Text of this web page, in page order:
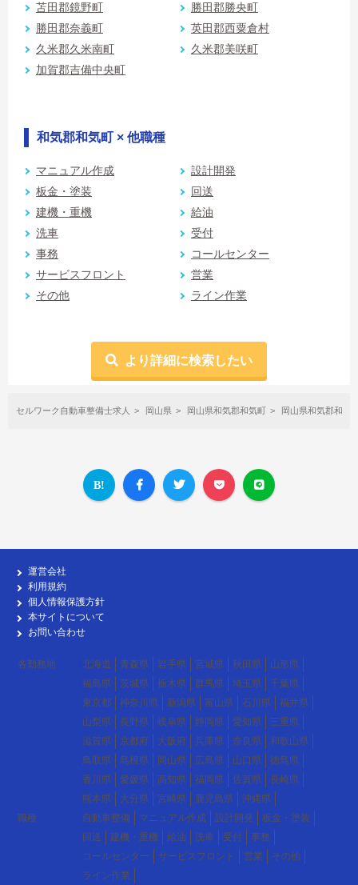
苫田郡鏡野町
勝田郡勝央町
勝田郡奈義町
英田郡西粟倉村
久米郡久米南町
久米郡美咲町
加賀郡吉備中央町
和気郡和気町 × 他職種
マニュアル作成
設計開発
板金・塗装
回送
建機・重機
給油
洗車
受付
事務
コールセンター
サービスフロント
営業
その他
ライン作業
より詳細に検索したい
セルワーク自動車整備士求人 岡山県 岡山県和気郡和気町 岡山県和気郡和気
運営会社
利用規約
個人情報保護方針
本サイトについて
お問い合わせ
各勤務地 北海道 青森県 岩手県 宮城県 秋田県
山形県
福島県
茨城県 栃木県 群馬県 埼玉県
千葉県
東京都
神奈川県 新潟県 富山県 石川県
福井県
山梨県
長野県 岐阜県 静岡県 愛知県
三重県
滋賀県
京都府 大阪府 兵庫県 奈良県
和歌山県
鳥取県
島根県 岡山県 広島県 山口県
徳島県
香川県
愛媛県 高知県 福岡県 佐賀県
長崎県
熊本県
大分県 宮崎県 鹿児島県
沖縄県
職種
自動車整備 マニュアル作成 設計開発
板金・塗装
回送
建機・重機 給油 洗車 受付
事務
コールセンター
サービスフロント 営業
その他
ライン作業